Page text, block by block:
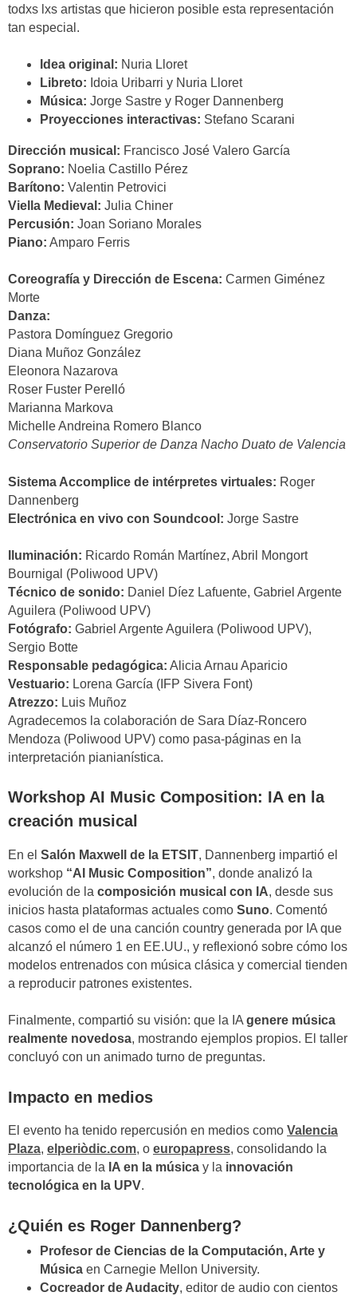
todxs lxs artistas que hicieron posible esta representación
tan especial.
Idea original: Nuria Lloret
Libreto: Idoia Uribarri y Nuria Lloret
Música: Jorge Sastre y Roger Dannenberg
Proyecciones interactivas: Stefano Scarani
Dirección musical: Francisco José Valero García
Soprano: Noelia Castillo Pérez
Barítono: Valentin Petrovici
Viella Medieval: Julia Chiner
Percusión: Joan Soriano Morales
Piano: Amparo Ferris
Coreografía y Dirección de Escena: Carmen Giménez
Morte
Danza:
Pastora Domínguez Gregorio
Diana Muñoz González
Eleonora Nazarova
Roser Fuster Perelló
Marianna Markova
Michelle Andreina Romero Blanco
Conservatorio Superior de Danza Nacho Duato de Valencia
Sistema Accomplice de intérpretes virtuales: Roger
Dannenberg
Electrónica en vivo con Soundcool: Jorge Sastre
Iluminación: Ricardo Román Martínez, Abril Mongort
Bournigal (Poliwood UPV)
Técnico de sonido: Daniel Díez Lafuente, Gabriel Argente
Aguilera (Poliwood UPV)
Fotógrafo: Gabriel Argente Aguilera (Poliwood UPV),
Sergio Botte
Responsable pedagógica: Alicia Arnau Aparicio
Vestuario: Lorena García (IFP Sivera Font)
Atrezzo: Luis Muñoz
Agradecemos la colaboración de Sara Díaz-Roncero
Mendoza (Poliwood UPV) como pasa-páginas en la
interpretación pianianística.
Workshop AI Music Composition: IA en la
creación musical
En el Salón Maxwell de la ETSIT, Dannenberg impartió el
workshop “AI Music Composition”, donde analizó la
evolución de la composición musical con IA, desde sus
inicios hasta plataformas actuales como Suno. Comentó
casos como el de una canción country generada por IA que
alcanzó el número 1 en EE.UU., y reflexionó sobre cómo los
modelos entrenados con música clásica y comercial tienden
a reproducir patrones existentes.
Finalmente, compartió su visión: que la IAgenere música
realmente novedosa, mostrando ejemplos propios. El taller
concluyó con un animado turno de preguntas.
Impacto en medios
El evento ha tenido repercusión en medios como Valencia
Plaza, elperiòdic.com, o europapress, consolidando la
importancia de la IA en la música y la innovación
tecnológica en la UPV.
¿Quién es Roger Dannenberg?
Profesor de Ciencias de la Computación, Arte y
Música en Carnegie Mellon University.
Cocreador de Audacity, editor de audio con cientos